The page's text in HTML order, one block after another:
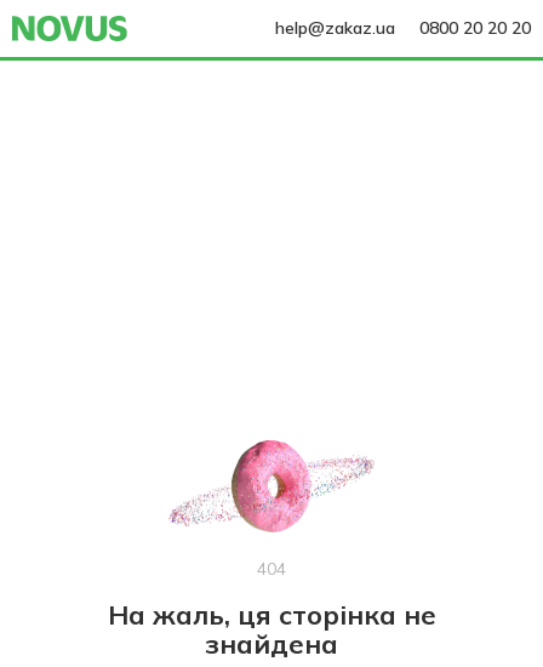
help@zakaz.ua 0800 20 20 20
404
На жаль, ця сторінка не
знайдена